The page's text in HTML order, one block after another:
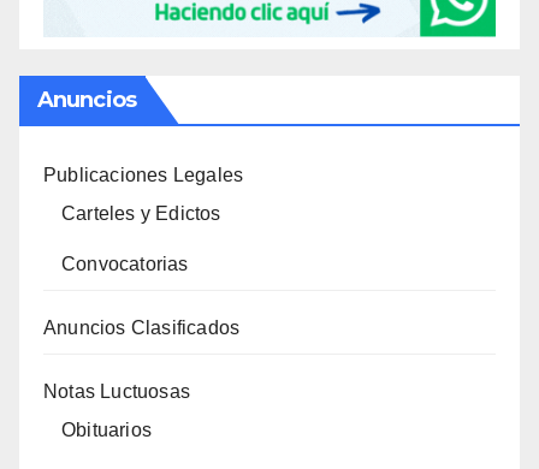
Anuncios
Publicaciones Legales
Carteles y Edictos
Convocatorias
Anuncios Clasificados
Notas Luctuosas
Obituarios